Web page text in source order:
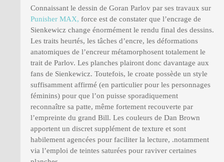
Connaissant le dessin de Goran Parlov par ses travaux sur
Punisher MAX, force est de constater que l’encrage de
Sienkewicz change énormément le rendu final des dessins.
Les traits heurtés, les tâches d’encre, les déformations
anatomiques de l’encreur métamorphosent totalement le
trait de Parlov. Les planches plairont donc davantage aux
fans de Sienkewicz. Toutefois, le croate possède un style
suffisamment affirmé (en particulier pour les personnages
féminins) pour que l’on puisse sporadiquement
reconnaître sa patte, même fortement recouverte par
l’empreinte du grand Bill. Les couleurs de Dan Brown
apportent un discret supplément de texture et sont
habilement agencées pour faciliter la lecture, .notamment
via l’emploi de teintes saturées pour raviver certaines